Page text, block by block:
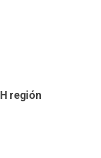
región